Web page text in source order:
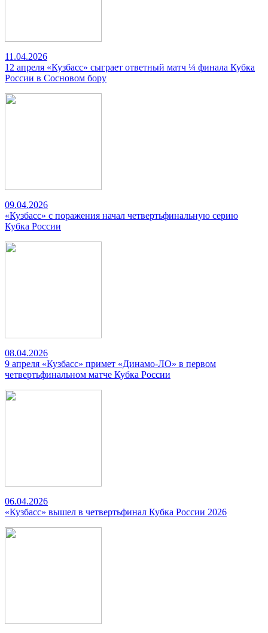
11.04.2026
12 апреля «Кузбасс» сыграет ответный матч ¼ финала Кубка
России в Сосновом бору
09.04.2026
«Кузбасс» с поражения начал четвертьфинальную серию
Кубка России
08.04.2026
9 апреля «Кузбасс» примет «Динамо-ЛО» в первом
четвертьфинальном матче Кубка России
06.04.2026
«Кузбасс» вышел в четвертьфинал Кубка России 2026